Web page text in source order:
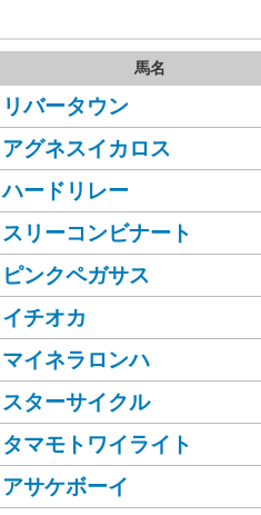
馬名
リバータウン
アグネスイカロス
ハードリレー
スリーコンビナート
ピンクペガサス
イチオカ
マイネラロンハ
スターサイクル
タマモトワイライト
アサケボーイ